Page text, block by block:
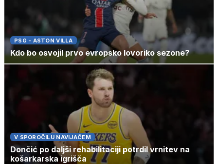
PSG - ASTON VILLA
Kdo bo osvojil prvo evropsko lovoriko sezone?
V SPOROČILU NAVIJAČEM
Dončić po daljši rehabilitaciji potrdil vrnitev na
košarkarska igrišča